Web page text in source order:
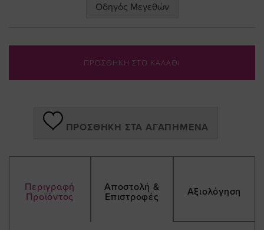
Οδηγός Μεγεθών
ΠΡΟΣΘΗΚΗ ΣΤΟ ΚΑΛΑΘΙ
ΠΡΟΣΘΉΚΗ ΣΤΑ ΑΓΑΠΗΜΈΝΑ
Περιγραφή
Προϊόντος
Αποστολή &
Επιστροφές
Αξιολόγηση